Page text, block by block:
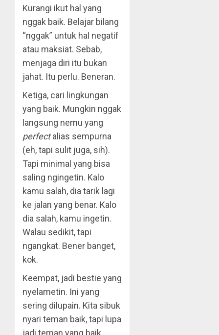
Kurangi ikut hal yang
nggak baik. Belajar bilang
“nggak” untuk hal negatif
atau maksiat. Sebab,
menjaga diri itu bukan
jahat. Itu perlu. Beneran.
Ketiga, cari lingkungan
yang baik. Mungkin nggak
langsung nemu yang
perfectalias sempurna
(eh, tapi sulit juga, sih).
Tapi minimal yang bisa
saling ngingetin. Kalo
kamu salah, dia tarik lagi
ke jalan yang benar. Kalo
dia salah, kamu ingetin.
Walau sedikit, tapi
ngangkat. Bener banget,
kok.
Keempat, jadi bestie yang
nyelametin. Ini yang
sering dilupain. Kita sibuk
nyari teman baik, tapi lupa
jadi teman yang baik.